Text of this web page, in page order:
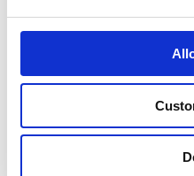
Retrofit,
Wanneer een Hamon
Research-Cottrell-